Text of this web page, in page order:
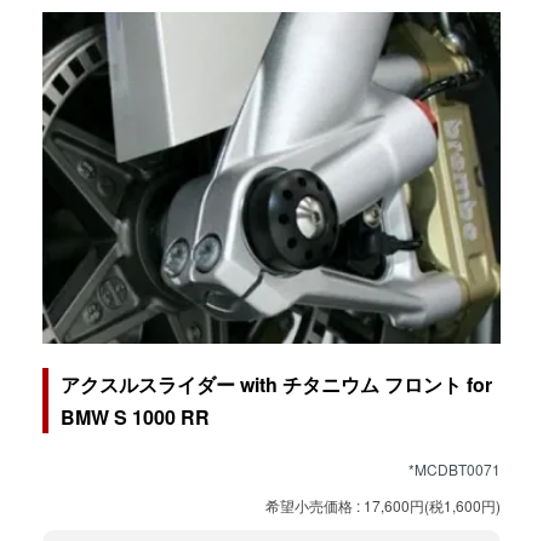
アクスルスライダー with チタニウム フロント for
BMW S 1000 RR
*MCDBT0071
希望小売価格 : 17,600円(税1,600円)